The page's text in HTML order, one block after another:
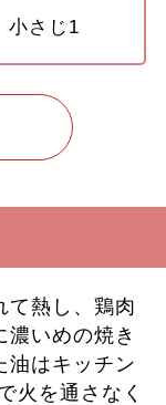
小さじ1
て熱し、鶏肉
濃いめの焼き
油はキッチン
火を通さなく